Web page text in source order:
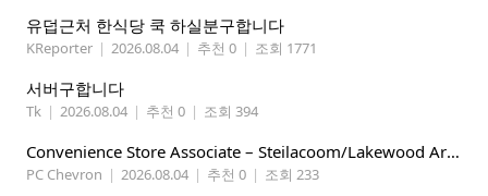
유덥근처 한식당 쿡 하실분구합니다
KReporter | 2026.08.04 | 추천 0 | 조회 1771
서버구합니다
Tk | 2026.08.04 | 추천 0 | 조회 394
Convenience Store Associate – Steilacoom/Lakewood Area, $19 -$21/hr
PC Chevron | 2026.08.04 | 추천 0 | 조회 233